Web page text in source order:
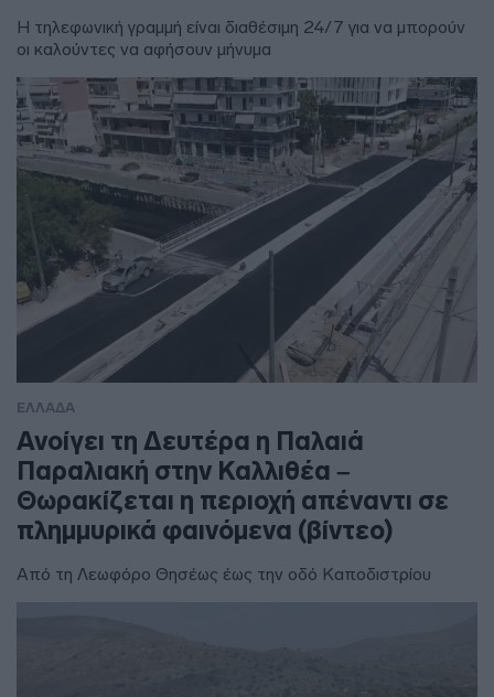
Η τηλεφωνική γραμμή είναι διαθέσιμη 24/7 για να μπορούν
οι καλούντες να αφήσουν μήνυμα
ΕΛΛΑΔΑ
Ανοίγει τη Δευτέρα η Παλαιά
Παραλιακή στην Καλλιθέα –
Θωρακίζεται η περιοχή απέναντι σε
πλημμυρικά φαινόμενα (βίντεο)
Από τη Λεωφόρο Θησέως έως την οδό Καποδιστρίου